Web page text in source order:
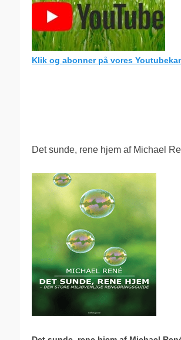
Klik og abonner på vores
Det sunde, rene hjem af Michael